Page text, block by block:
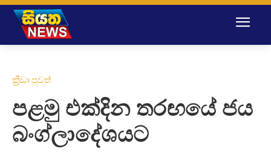
ක්‍රීඩා පුවත්
පළමු එක්දින තරඟයේ ජය
බංග්ලාදේශයට